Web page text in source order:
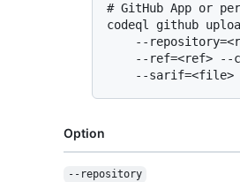
# GitHub App or
codeql github
Option
--repository